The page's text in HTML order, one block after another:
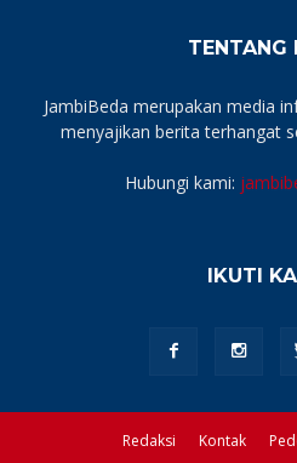
TENTANG
JambiBeda merupakan media
menyajikan berita terhangat
Hubungi kami:
IKUTI
Redaksi Kontak